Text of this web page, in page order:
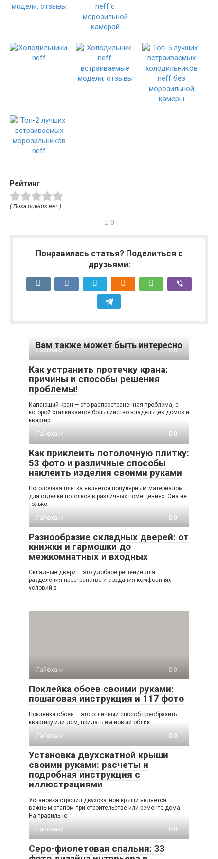
Рейтинг
( Пока оценок нет )
0
Понравилась статья? Поделиться с
друзьями:
Вам также может быть интересно
Лайфхаки 0
Как устранить протечку крана:
причины и способы решения
проблемы!
Капающий кран — это распространенная проблема, с
которой сталкивается большинство владельцев домов и
квартир.
Лайфхаки
0
Как приклеить потолочную плитку:
53 фото и различные способы
наклеить изделия своими руками
Потолочная плитка является популярным материалом
для отделки потолков в различных помещениях. Она не
только
Лайфхаки
0
Разнообразие складных дверей: от
книжки и гармошки до
межкомнатных и входных
Складные двери – это удобное решение для
разделения пространства и создания комфортных
условий в
Лайфхаки 0
Поклейка обоев своими руками:
пошаговая инструкция и 117 фото
Поклейка обоев – это отличный способ преобразить
квартиру или дом, придать им новый облик
Лайфхаки
0
Установка двухскатной крыши
своими руками: расчеты и
подробная инструкция с
иллюстрациями
Установка стропил двухскатной крыши является
важным этапом при строительстве или ремонте дома.
На правильно
Лайфхаки
0
Серо-фиолетовая спальня: 33